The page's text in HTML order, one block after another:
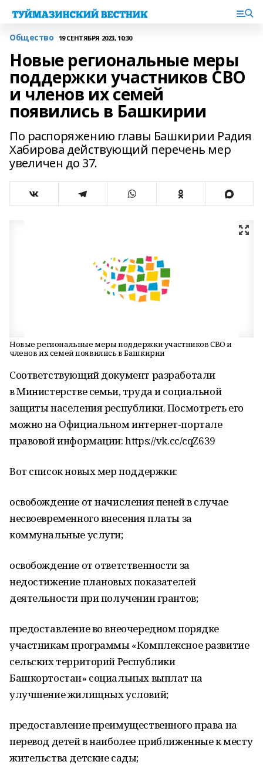
Общество 19 СЕНТЯБРЯ 2023, 10:30
Новые региональные меры
поддержки участников СВО
и членов их семей
появились в Башкирии
По распоряжению главы Башкирии Радия
Хабирова действующий перечень мер
увеличен до 37.
Новые региональные меры поддержки участников СВО и
членов их семей появились в Башкирии
Соответствующий документ разработали
в Министерстве семьи, труда и социальной
защиты населения республики. Посмотреть его
можно на Официальном интернет-портале
правовой информации: https://vk.cc/cqZ639
Вот список новых мер поддержки:
освобождение от начисления пеней в случае
несвоевременного внесения платы за
коммунальные услуги;
освобождение от ответственности за
недостижение плановых показателей
деятельности при получении грантов;
предоставление во внеочередном порядке
участникам программы «Комплексное развитие
сельских территорий Республики
Башкортостан» социальных выплат на
улучшение жилищных условий;
предоставление преимущественного права на
перевод детей в наиболее приближенные к месту
жительства детские сады;